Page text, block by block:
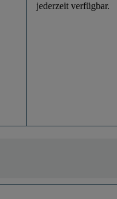
jederzeit verfügbar.